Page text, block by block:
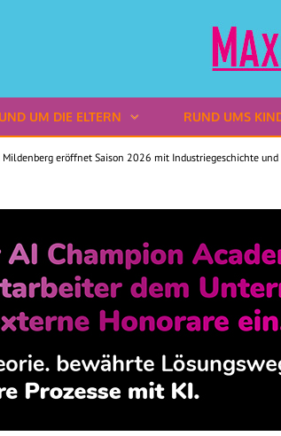
UM DIE ELTERN RUND UMS
eröffnet Saison 2026 mit Industriegeschichte